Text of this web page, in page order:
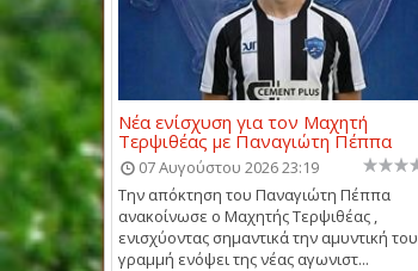
Νέα ενίσχυση για τον Μαχητή
Τερψιθέας με Παναγιώτη Πέππα
07 Αυγούστου 2026 23:19
Την απόκτηση του Παναγιώτη Πέππα
ανακοίνωσε ο Μαχητής Τερψιθέας ,
ενισχύοντας σημαντικά την αμυντική του
γραμμή ενόψει της νέας αγωνιστ...